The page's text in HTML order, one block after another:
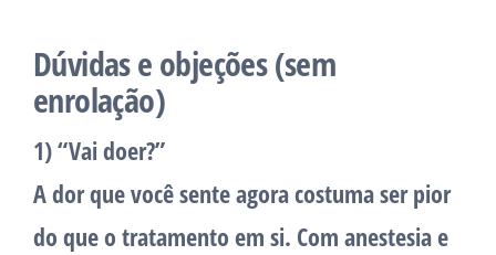
Dúvidas e objeções (sem
enrolação)
1) “Vai doer?”
A dor que você sente agora costuma ser pior
do que o tratamento em si. Com anestesia e